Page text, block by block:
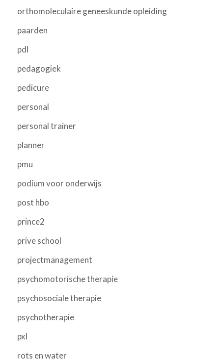
orthomoleculaire geneeskunde opleiding
paarden
pdl
pedagogiek
pedicure
personal
personal trainer
planner
pmu
podium voor onderwijs
post hbo
prince2
prive school
projectmanagement
psychomotorische therapie
psychosociale therapie
psychotherapie
pxl
rots en water